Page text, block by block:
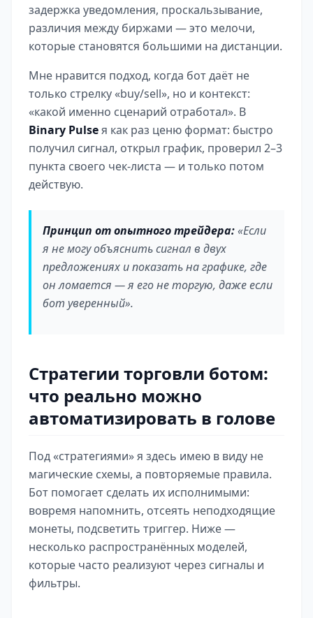
задержка уведомления, проскальзывание,
различия между биржами — это мелочи,
которые становятся большими на дистанции.
Мне нравится подход, когда бот даёт не
только стрелку «buy/sell», но и контекст:
«какой именно сценарий отработал». В
Binary Pulseя как раз ценю формат: быстро
получил сигнал, открыл график, проверил 2–3
пункта своего чек-листа — и только потом
действую.
Принцип от опытного трейдера:«Если
я не могу объяснить сигнал в двух
предложениях и показать на графике, где
он ломается — я его не торгую, даже если
бот уверенный».
Стратегии торговли ботом:
что реально можно
автоматизировать в голове
Под «стратегиями» я здесь имею в виду не
магические схемы, а повторяемые правила.
Бот помогает сделать их исполнимыми:
вовремя напомнить, отсеять неподходящие
монеты, подсветить триггер. Ниже —
несколько распространённых моделей,
которые часто реализуют через сигналы и
фильтры.